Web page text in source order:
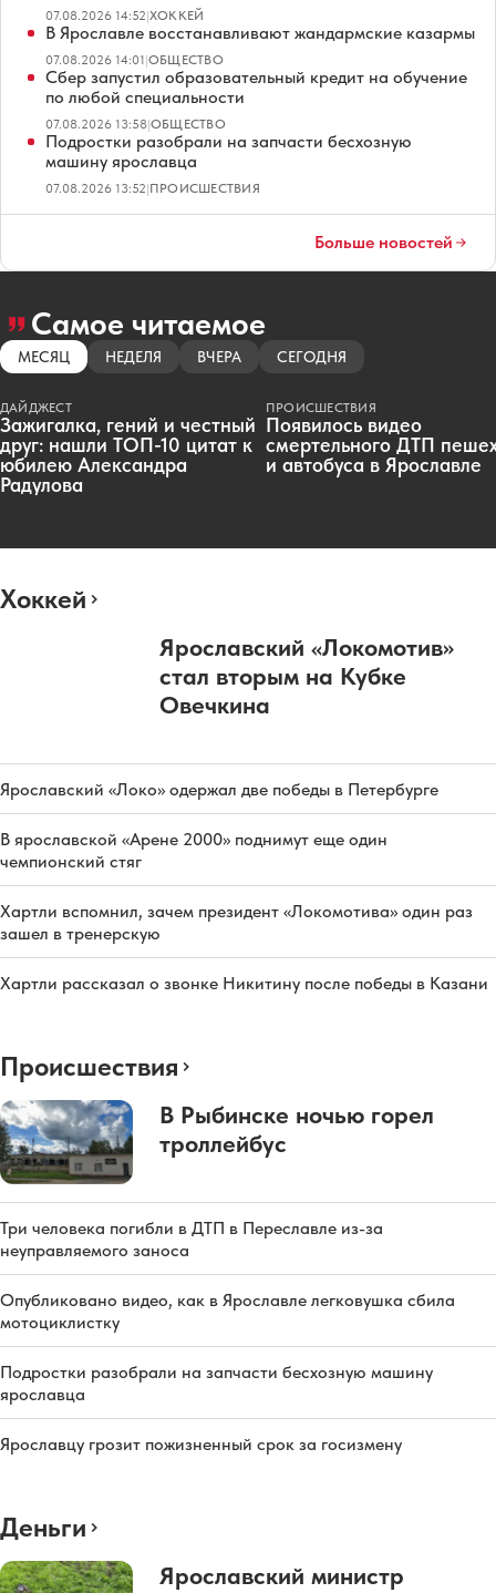
07.08.2026 14:52|ХОККЕЙ
В Ярославле восстанавливают жандармские казармы
07.08.2026 14:01|ОБЩЕСТВО
Сбер запустил образовательный кредит на обучение
по любой специальности
07.08.2026 13:58|ОБЩЕСТВО
Подростки разобрали на запчасти бесхозную
машину ярославца
07.08.2026 13:52|ПРОИСШЕСТВИЯ
Больше новостей
Самое читаемое
МЕСЯЦ НЕДЕЛЯ ВЧЕРА СЕГОДНЯ
ДАЙДЖЕСТ
Зажигалка, гений и честный
друг: нашли ТОП-10 цитат к
юбилею Александра
Радулова
ПРОИСШЕСТВИЯ
Появилось видео
смертельного ДТП
и автобуса в Ярославле
Хоккей
Ярославский «Локомотив»
стал вторым на Кубке
Овечкина
Ярославский «Локо» одержал две победы в Петербурге
В ярославской «Арене 2000» поднимут еще один
чемпионский стяг
Хартли вспомнил, зачем президент «Локомотива» один раз
зашел в тренерскую
Хартли рассказал о звонке Никитину после победы в Казани
Происшествия
В Рыбинске ночью горел
троллейбус
Три человека погибли в ДТП в Переславле из-за
неуправляемого заноса
Опубликовано видео, как в Ярославле легковушка сбила
мотоциклистку
Подростки разобрали на запчасти бесхозную машину
ярославца
Ярославцу грозит пожизненный срок за госизмену
Деньги
Ярославский министр